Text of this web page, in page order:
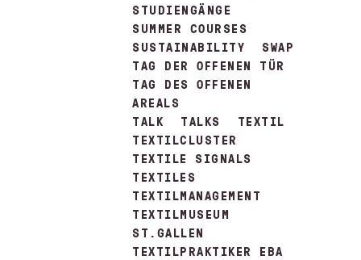
STUDIENGÄNGE
SUMMER COURSES
SUSTAINABILITY
SWAP
TAG DER OFFENEN TÜR
TAG DES OFFENEN
AREALS
TALK
TALKS
TEXTIL
TEXTILCLUSTER
TEXTILE SIGNALS
TEXTILES
TEXTILMANAGEMENT
TEXTILMUSEUM
ST.GALLEN
TEXTILPRAKTIKER EBA